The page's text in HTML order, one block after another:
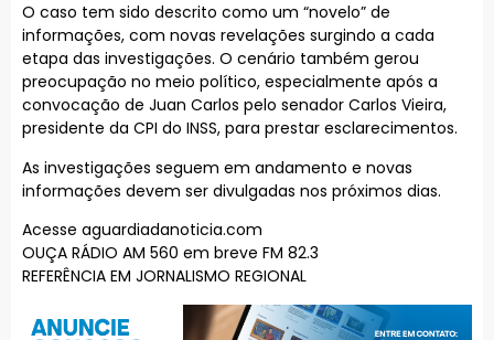
O caso tem sido descrito como um “novelo” de
informações, com novas revelações surgindo a cada
etapa das investigações. O cenário também gerou
preocupação no meio político, especialmente após a
convocação de Juan Carlos pelo senador Carlos Vieira,
presidente da CPI do INSS, para prestar esclarecimentos.
As investigações seguem em andamento e novas
informações devem ser divulgadas nos próximos dias.
Acesse aguardiadanoticia.com
OUÇA RÁDIO AM 560 em breve FM 82.3
REFERÊNCIA EM JORNALISMO REGIONAL